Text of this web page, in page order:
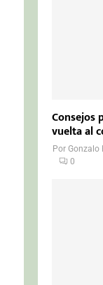
Consejos
vuelta al
PorGonzalo
0